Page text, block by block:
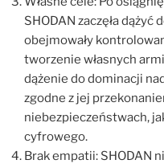
SHODAN zaczęła dążyć
obejmowały
tworzenie własnych
dążenie do dominacji
zgodne z jej
niebezpieczeństwach,
cyfrowego.
Brak empatii: SHODAN